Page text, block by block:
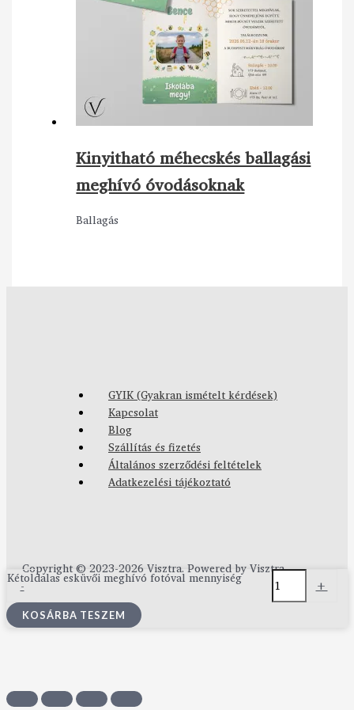
Kinyitható méhecskés ballagási
meghívó óvodásoknak
Ballagás
GYIK (Gyakran ismételt kérdések)
Kapcsolat
Blog
Szállítás és fizetés
Általános szerződési feltételek
Adatkezelési tájékoztató
Copyright © 2023-2026 Visztra. Powered by Visztra.
-
Kétoldalas esküvői meghívó fotóval mennyiség +
KOSÁRBA TESZEM